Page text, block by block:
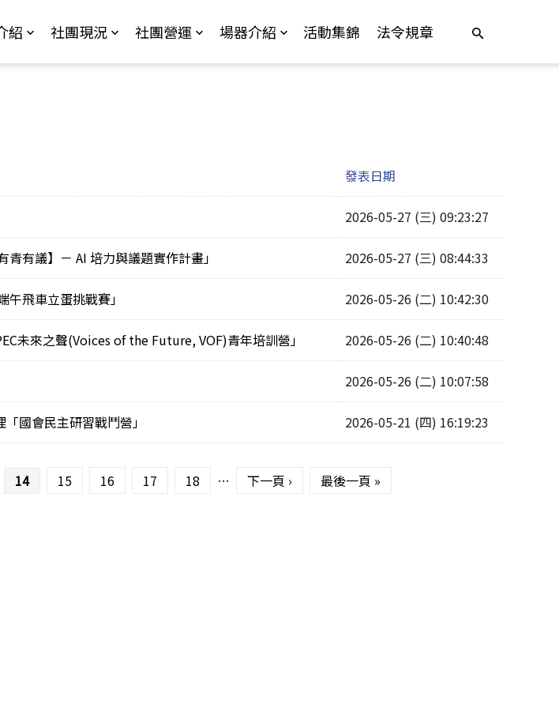
紹 社團現況 社團營運 場器介紹 活動集錦 法令規章
發表日期
2026-05-27 (三) 09:23:27
有議】－ AI 培力與議題實作計畫」 2026-05-27 (三) 08:44:33
飛車立蛋挑戰賽」 2026-05-26 (二) 10:42:30
未來之聲(Voices of the Future, VOF)青年培訓營」 2026-05-26 (二) 10:40:48
2026-05-26 (二) 10:07:58
國會民主研習戰鬥營」 2026-05-21 (四) 16:19:23
14 15 16 17 18 … 下一頁 › 最後一頁 »